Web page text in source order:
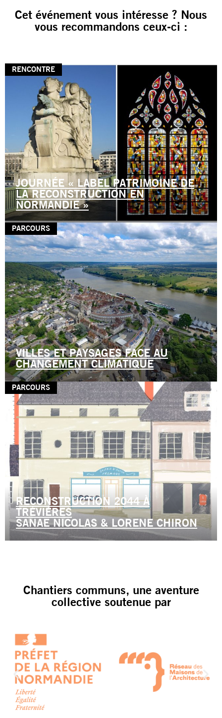
Cet événement vous intéresse ? Nous
vous recommandons ceux-ci :
RENCONTRE
JOURNÉE « LABEL PATRIMOINE DE
LA RECONSTRUCTION EN
NORMANDIE »
PARCOURS
VILLES ET PAYSAGES FACE AU
CHANGEMENT CLIMATIQUE
PARCOURS
RECONSTRUCTION 2044 À
TRÉVIÈRES
SANAE NICOLAS & LORENE CHIRON
Chantiers communs, une aventure
collective soutenue par